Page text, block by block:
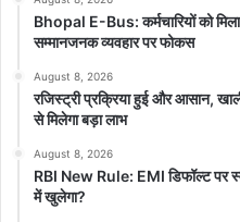
इन सभी समस्याओं को देखते हुए सरकार
मेडिकल स्टोर के लिए भी सख्त नियम
नए नियम लागू होने के बाद अब मेडिकल
बिना डॉक्टर पर्ची के सिरप न बेचें
Bhopal E-Bus: कर्मचारियों को
सम्मानजनक व्यवहार पर फोकस
August 8, 2026
रजिस्ट्री प्रक्रिया हुई और आसान,
से मिलेगा बड़ा लाभ
August 8, 2026
RBI New Rule: EMI डिफॉल्ट पर
में खुलेगा?